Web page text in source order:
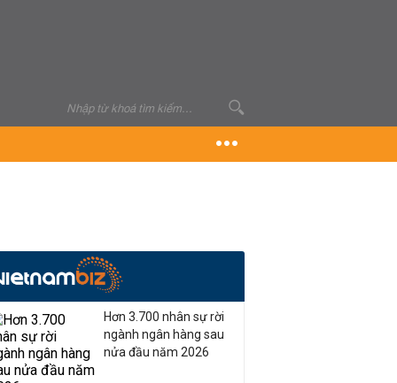
Hơn 3.700 nhân sự rời
ngành ngân hàng sau
nửa đầu năm 2026